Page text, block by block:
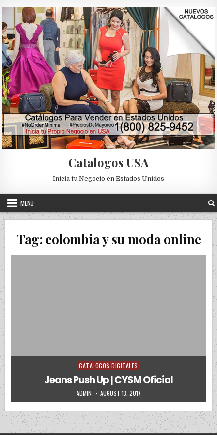
Catalogos USA
Inicia tu Negocio en Estados Unidos
MENU
Tag: colombia y su moda online
Posted in
CATALOGOS DIGITALES
Jeans Push Up | CYSM Oficial
AUTHOR:
ADMIN PUBLISHED DATE:
AUGUST 13, 2017